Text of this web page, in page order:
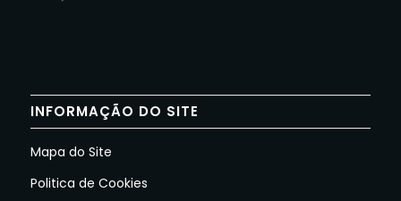
INFORMAÇÃO DO SITE
Mapa do Site
Politica de Cookies